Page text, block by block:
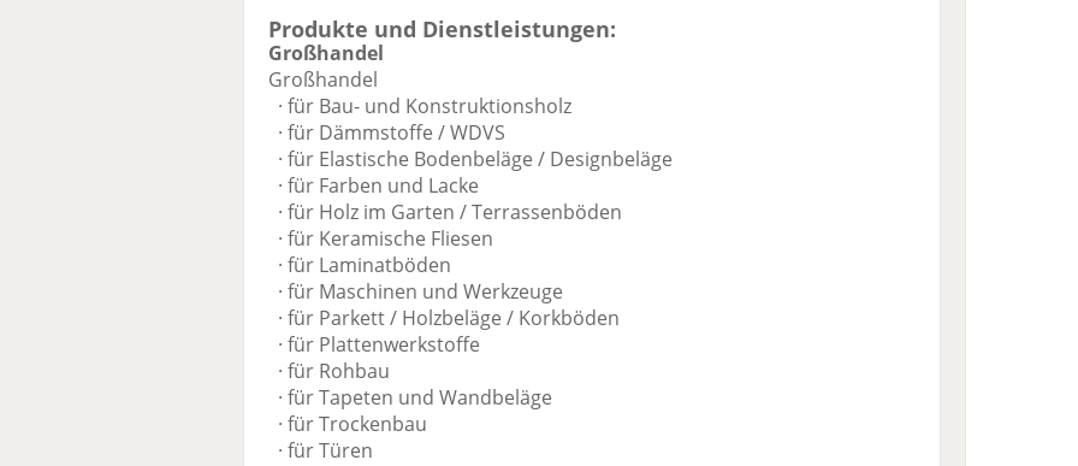
Produkte und Dienstleistungen:
Großhandel
Großhandel
· für Bau- und Konstruktionsholz
· für Dämmstoffe / WDVS
· für Elastische Bodenbeläge / Designbeläge
· für Farben und Lacke
· für Holz im Garten / Terrassenböden
· für Keramische Fliesen
· für Laminatböden
· für Maschinen und Werkzeuge
· für Parkett / Holzbeläge / Korkböden
· für Plattenwerkstoffe
· für Rohbau
· für Tapeten und Wandbeläge
· für Trockenbau
· für Türen